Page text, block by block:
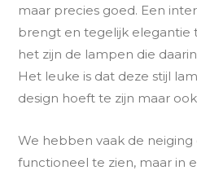
maar precies goed. Een
brengt en tegelijk elegantie
het zijn de lampen die
Het leuke is dat deze stijl
design hoeft te zijn maar
We hebben vaak de
functioneel te zien, maar in